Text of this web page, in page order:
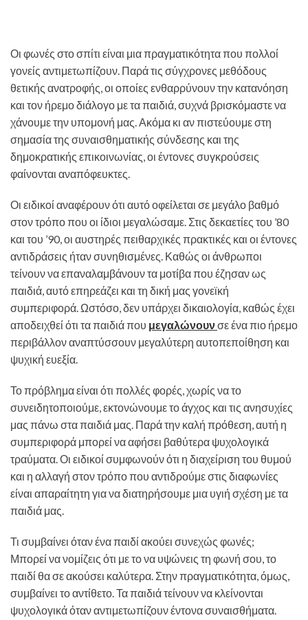
Οι φωνές στο σπίτι είναι μια πραγματικότητα που πολλοί
γονείς αντιμετωπίζουν. Παρά τις σύγχρονες μεθόδους
θετικής ανατροφής, οι οποίες ενθαρρύνουν την κατανόηση
και τον ήρεμο διάλογο με τα παιδιά, συχνά βρισκόμαστε να
χάνουμε την υπομονή μας. Ακόμα κι αν πιστεύουμε στη
σημασία της συναισθηματικής σύνδεσης και της
δημοκρατικής επικοινωνίας, οι έντονες συγκρούσεις
φαίνονται αναπόφευκτες.
Οι ειδικοί αναφέρουν ότι αυτό οφείλεται σε μεγάλο βαθμό
στον τρόπο που οι ίδιοι μεγαλώσαμε. Στις δεκαετίες του ’80
και του ’90, οι αυστηρές πειθαρχικές πρακτικές και οι έντονες
αντιδράσεις ήταν συνηθισμένες. Καθώς οι άνθρωποι
τείνουν να επαναλαμβάνουν τα μοτίβα που έζησαν ως
παιδιά, αυτό επηρεάζει και τη δική μας γονεϊκή
συμπεριφορά. Ωστόσο, δεν υπάρχει δικαιολογία, καθώς έχει
αποδειχθεί ότι τα παιδιά που μεγαλώνουνσε ένα πιο ήρεμο
περιβάλλον αναπτύσσουν μεγαλύτερη αυτοπεποίθηση και
ψυχική ευεξία.
Το πρόβλημα είναι ότι πολλές φορές, χωρίς να το
συνειδητοποιούμε, εκτονώνουμε το άγχος και τις ανησυχίες
μας πάνω στα παιδιά μας. Παρά την καλή πρόθεση, αυτή η
συμπεριφορά μπορεί να αφήσει βαθύτερα ψυχολογικά
τραύματα. Οι ειδικοί συμφωνούν ότι η διαχείριση του θυμού
και η αλλαγή στον τρόπο που αντιδρούμε στις διαφωνίες
είναι απαραίτητη για να διατηρήσουμε μια υγιή σχέση με τα
παιδιά μας.
Τι συμβαίνει όταν ένα παιδί ακούει συνεχώς φωνές;
Μπορεί να νομίζεις ότι με το να υψώνεις τη φωνή σου, το
παιδί θα σε ακούσει καλύτερα. Στην πραγματικότητα, όμως,
συμβαίνει το αντίθετο. Τα παιδιά τείνουν να κλείνονται
ψυχολογικά όταν αντιμετωπίζουν έντονα συναισθήματα.